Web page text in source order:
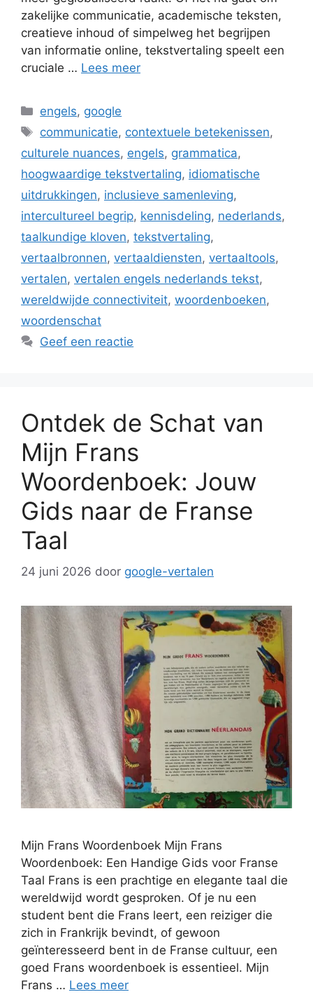
zakelijke communicatie, academische teksten,
creatieve inhoud of simpelweg het begrijpen
van informatie online, tekstvertaling speelt een
cruciale … Lees meer
Categorieën
engels, google
Tags
communicatie, contextuele betekenissen,
culturele nuances, engels, grammatica,
hoogwaardige tekstvertaling, idiomatische
uitdrukkingen, inclusieve samenleving,
intercultureel begrip, kennisdeling, nederlands,
taalkundige kloven, tekstvertaling,
vertaalbronnen, vertaaldiensten, vertaaltools,
vertalen, vertalen engels nederlands tekst,
wereldwijde connectiviteit, woordenboeken,
woordenschat
Geef een reactie
Ontdek de Schat van
Mijn Frans
Woordenboek: Jouw
Gids naar de Franse
Taal
24 juni 2026 door google-vertalen
Mijn Frans Woordenboek Mijn Frans
Woordenboek: Een Handige Gids voor Franse
Taal Frans is een prachtige en elegante taal die
wereldwijd wordt gesproken. Of je nu een
student bent die Frans leert, een reiziger die
zich in Frankrijk bevindt, of gewoon
geïnteresseerd bent in de Franse cultuur, een
goed Frans woordenboek is essentieel. Mijn
Frans … Lees meer